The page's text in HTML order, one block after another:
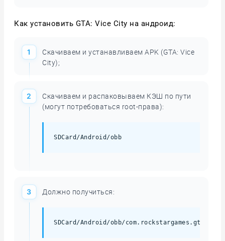
Как установить GTA: Vice City на андроид:
Скачиваем и устанавливаем APK (GTA: Vice
City);
Скачиваем и распаковываем КЭШ по пути
(могут потребоваться root-права):
SDCard/Android/obb
Должно получиться:
SDCard/Android/obb/com.rockstargames.gtavc